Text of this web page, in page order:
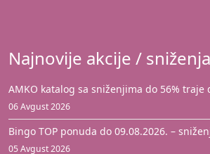
Najnovije akcije /
AMKO katalog sa sniženjima do 56% traje
06 Avgust 2026
Bingo TOP ponuda do 09.08.2026. –
05 Avgust 2026